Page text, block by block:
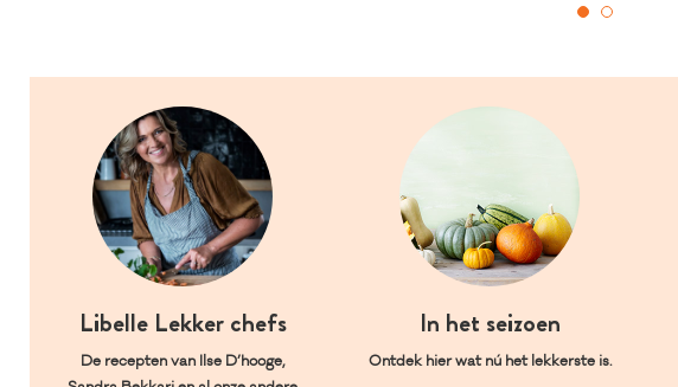
Libelle Lekker chefs
De recepten van Ilse D’hooge,
In het seizoen
Ontdek hier wat nú het lekkerste is.